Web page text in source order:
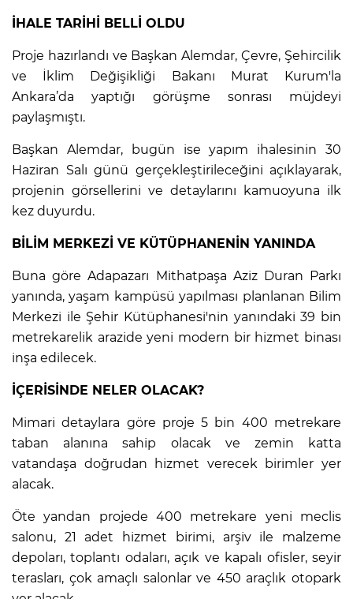
İHALE TARİHİ BELLİ OLDU
Proje hazırlandı ve Başkan Alemdar, Çevre, Şehircilik
ve İklim Değişikliği Bakanı Murat Kurum'la
Ankara’da yaptığı görüşme sonrası müjdeyi
paylaşmıştı.
Başkan Alemdar, bugün ise yapım ihalesinin 30
Haziran Salı günü gerçekleştirileceğini açıklayarak,
projenin görsellerini ve detaylarını kamuoyuna ilk
kez duyurdu.
BİLİM MERKEZİ VE KÜTÜPHANENİN YANINDA
Buna göre Adapazarı Mithatpaşa Aziz Duran Parkı
yanında, yaşam kampüsü yapılması planlanan Bilim
Merkezi ile Şehir Kütüphanesi'nin yanındaki 39 bin
metrekarelik arazide yeni modern bir hizmet binası
inşa edilecek.
İÇERİSİNDE NELER OLACAK?
Mimari detaylara göre proje 5 bin 400 metrekare
taban alanına sahip olacak ve zemin katta
vatandaşa doğrudan hizmet verecek birimler yer
alacak.
Öte yandan projede 400 metrekare yeni meclis
salonu, 21 adet hizmet birimi, arşiv ile malzeme
depoları, toplantı odaları, açık ve kapalı ofisler, seyir
terasları, çok amaçlı salonlar ve 450 araçlık otopark